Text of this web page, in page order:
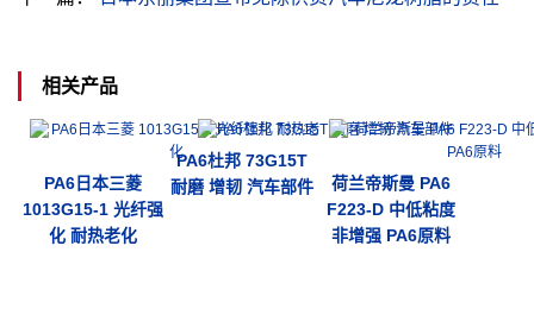
相关产品
PA6日本三菱
1013G15-1 光纤强
化 耐热老化
PA6杜邦 73G15T
耐磨 增韧 汽车部件
荷兰帝斯曼 PA6
F223-D 中低粘度
非增强 PA6原料